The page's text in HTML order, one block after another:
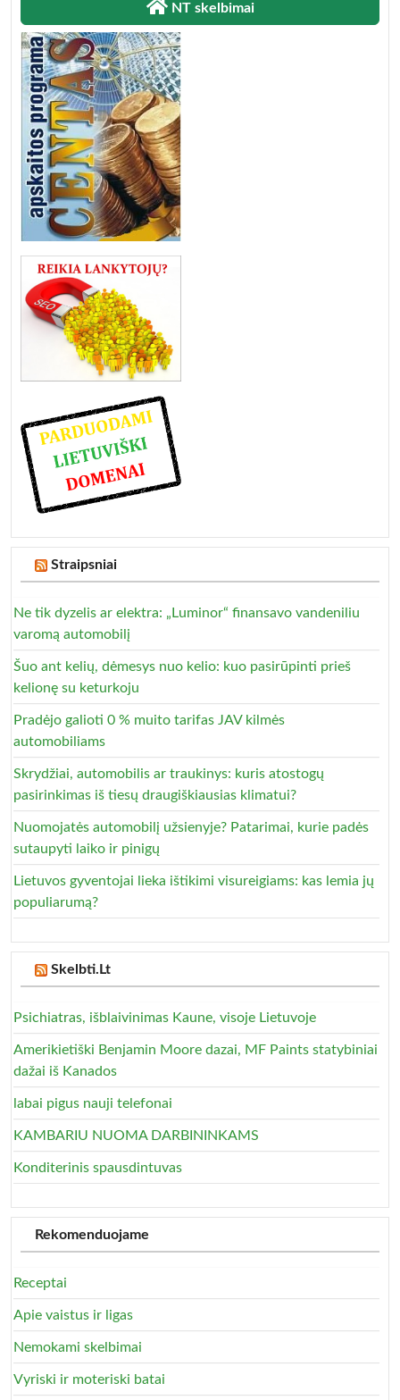
NT skelbimai
Straipsniai
Ne tik dyzelis ar elektra: „Luminor“ finansavo vandeniliu
varomą automobilį
Šuo ant kelių, dėmesys nuo kelio: kuo pasirūpinti prieš
kelionę su keturkoju
Pradėjo galioti 0 % muito tarifas JAV kilmės
automobiliams
Skrydžiai, automobilis ar traukinys: kuris atostogų
pasirinkimas iš tiesų draugiškiausias klimatui?
Nuomojatės automobilį užsienyje? Patarimai, kurie padės
sutaupyti laiko ir pinigų
Lietuvos gyventojai lieka ištikimi visureigiams: kas lemia jų
populiarumą?
Skelbti.Lt
Psichiatras, išblaivinimas Kaune, visoje Lietuvoje
Amerikietiški Benjamin Moore dazai, MF Paints statybiniai
dažai iš Kanados
labai pigus nauji telefonai
KAMBARIU NUOMA DARBININKAMS
Konditerinis spausdintuvas
Rekomenduojame
Receptai
Apie vaistus ir ligas
Nemokami skelbimai
Vyriski ir moteriski batai